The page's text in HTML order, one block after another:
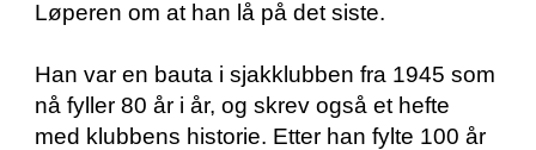
Løperen om at han lå på det siste.
Han var en bauta i sjakklubben fra 1945 som
nå fyller 80 år i år, og skrev også et hefte
med klubbens historie. Etter han fylte 100 år